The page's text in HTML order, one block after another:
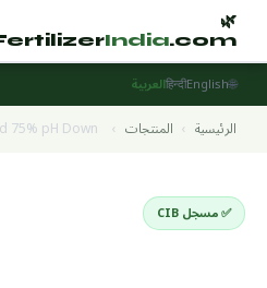
🌿
India.com
🌐
English
हिन्दीالعربية
الرئيسية › المنتجات ›
75% pH Down
✅ مسجل CIB